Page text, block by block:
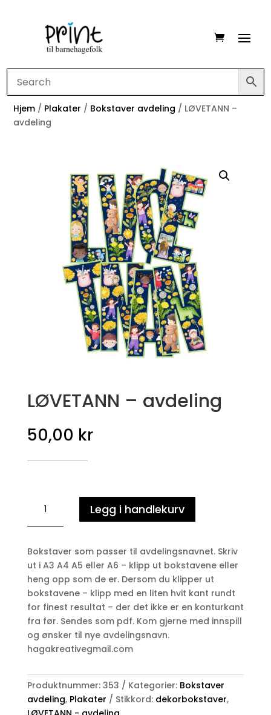
Hjem / Plakater / Bokstaver avdeling / LØVETANN –
avdeling
LØVETANN – avdeling
50,00 kr
avdeling
Legg i handlekurv
Bokstaver som passer til avdelingsnavnet. Skriv
ut i A3 A4 A5 eller A6 – klipp ut bokstavene eller
heng opp som de er. Dersom du klipper ut
bokstavene – klipp med en liten hvit kant rundt
for finest resultat – der det ikke er en konturkant
fra før. Sendes som pdf. Kom gjerne med innspill
og ønsker til nye avdelingsnavn.
hagakreativegmail.com
Produktnummer: 353 Kategorier: Bokstaver
avdeling, Plakater Stikkord: dekorbokstaver,